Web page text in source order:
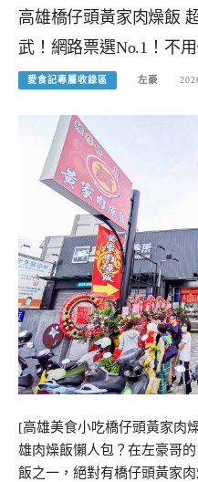
高雄橋仔頭黃家肉燥飯
武！網路票選No.1！不
愛食記專屬收錄區 左豪
[高雄美食小吃橋仔頭黃家肉
雄肉燥飯懶人包？在左豪哥
飯之一，絕對有橋仔頭黃家